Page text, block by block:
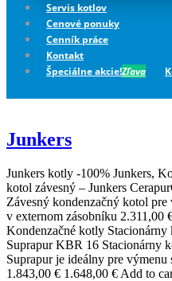
Servis kotlov
Cenové ponuky
Cenník práce
Kontakt
Špeciálne akcie!Zľava
Junkers
Junkers kotly -100% Junkers,
kotol závesný – Junkers
Závesný kondenzačný kotol
v externom zásobníku 2.311,00
Kondenzačné kotly
Suprapur KBR 16 Stacionárny
Suprapur je ideálny pre výmenu
1.843,00 € 1.648,00 € Add to